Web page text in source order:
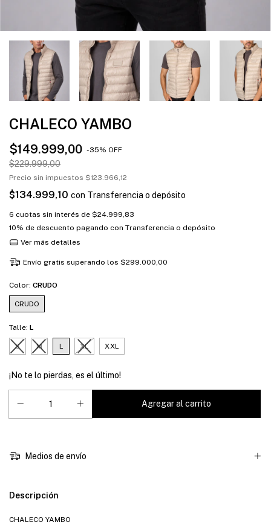
CHALECO YAMBO
$149.999,00 -35% OFF
$229.999,00
Precio sin impuestos $123.966,12
$134.999,10 con Transferencia o depósito
6 cuotas sin interés de $24.999,83
10% de descuento pagando con Transferencia o depósito
Ver más detalles
Envío gratis superando los $299.000,00
Color: CRUDO
CRUDO
Talle: L
S M L XL XXL
¡No te lo pierdas, es el último!
Medios de envío
Descripción
CHALECO YAMBO